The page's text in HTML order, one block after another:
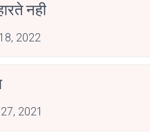
नही
2022
2021